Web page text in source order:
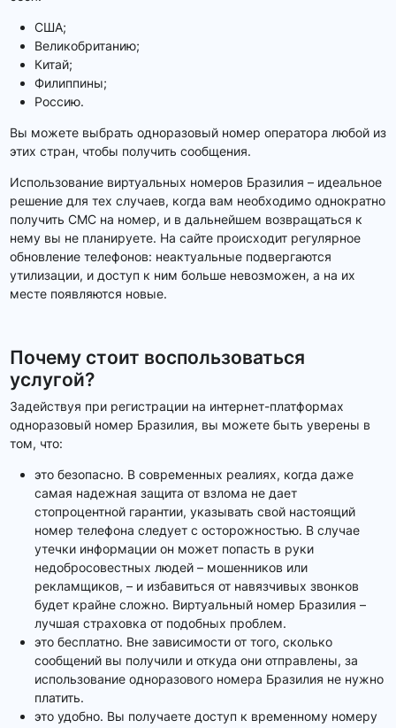
США;
Великобританию;
Китай;
Филиппины;
Россию.
Вы можете выбрать одноразовый номер оператора любой из
этих стран, чтобы получить сообщения.
Использование виртуальных номеров Бразилия – идеальное
решение для тех случаев, когда вам необходимо однократно
получить СМС на номер, и в дальнейшем возвращаться к
нему вы не планируете. На сайте происходит регулярное
обновление телефонов: неактуальные подвергаются
утилизации, и доступ к ним больше невозможен, а на их
месте появляются новые.
Почему стоит воспользоваться
услугой?
Задействуя при регистрации на интернет-платформах
одноразовый номер Бразилия, вы можете быть уверены в
том, что:
это безопасно. В современных реалиях, когда даже
самая надежная защита от взлома не дает
стопроцентной гарантии, указывать свой настоящий
номер телефона следует с осторожностью. В случае
утечки информации он может попасть в руки
недобросовестных людей – мошенников или
рекламщиков, – и избавиться от навязчивых звонков
будет крайне сложно. Виртуальный номер Бразилия –
лучшая страховка от подобных проблем.
это бесплатно. Вне зависимости от того, сколько
сообщений вы получили и откуда они отправлены, за
использование одноразового номера Бразилия не нужно
платить.
это удобно. Вы получаете доступ к временному номеру